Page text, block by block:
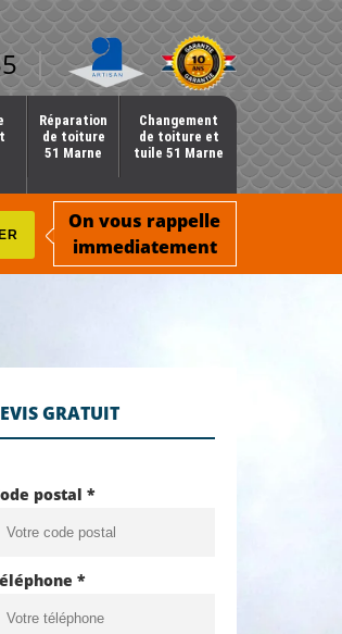
Réparation
de toiture
51 Marne
Changement
de toiture et
tuile 51 Marne
On vous rappelle
immediatement
GRATUIT
postal *
*